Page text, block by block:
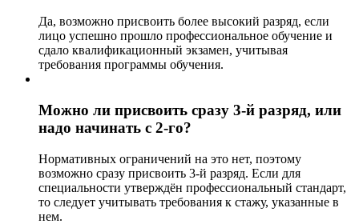
Да, возможно присвоить более высокий разряд, если
лицо успешно прошло профессиональное обучение и
сдало квалификационный экзамен, учитывая
требования программы обучения.
Можно ли присвоить сразу 3-й разряд, или
надо начинать с 2-го?
Нормативных ограничений на это нет, поэтому
возможно сразу присвоить 3-й разряд. Если для
специальности утверждён профессиональный стандарт,
то следует учитывать требования к стажу, указанные в
нем.